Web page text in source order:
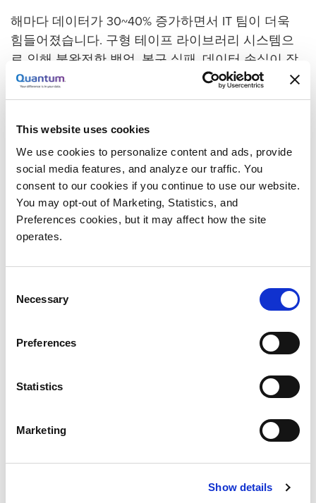
This website uses cookies
We use cookies to personalize content and ads, provide
social media features, and analyze our traffic. You
consent to our cookies if you continue to use our website.
You may opt-out of Marketing, Statistics, and
Preferences cookies, but it may affect how the site
operates.
Selection
Necessary
Preferences
Statistics
Marketing
Show details
해마다 데이터가 30~40% 증가하면서 IT 팀이 더욱
힘들어졌습니다. 구형 테이프 라이브러리 시스템으
로 인해 불완전한 백업, 복구 실패, 데이터 손실이 잦
았습니다. Winckler는 전체 백업을 완료하기 위해 매
주 10시간 이상 테이프를 처리했습니다.
새로운 데이터 보호 솔루션을 찾던 IT 팀은 Hunter의
확장성 및 신뢰성 요구를 충족할 수 있는 퀀텀 Scalar
테이프 라이브러리를 구매하기로 결정하였습니다.
iLayer 소프트웨어에 있는 관리 기능으로 데이터를
간편하게 복구할 수 있습니다. 이 팀은 품질이 우수한
퀀텀에 대한 매우 긍정적인 평가를 해주었습니다.
Hunter는 LTO-4 테이프 드라이브가 2대가 장착된
Scalar i500 테이프 라이브러리를 구입하고, 2년 후
프 라이브러리를 설치한 이후 Winckler가 테이프를
면서, 관리 시간이 90% 이상 줄었습니다.
지만 훨씬 더 많은 데이터를 보유할 수 있어 Hunter의
복구는 더 이상 문제가 되지 않습니다. Scalar 라이브